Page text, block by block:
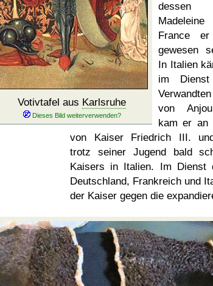
Votivtafel aus Karlsruhe
dessen
France
gewesen
In Italien
im
von
kam er an
von Kaiser Friedrich III.
trotz seiner Jugend bald
Kaisers in Italien. Im
Deutschland, Frankreich und
der Kaiser gegen die